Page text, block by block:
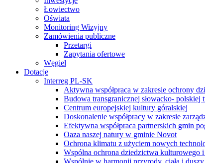
Łowiectwo
Oświata
Monitoring Wizyjny
Zamówienia publiczne
Przetargi
Zapytania ofertowe
Węgiel
Dotacje
Interreg PL-SK
Aktywna współpraca w zakresie ochrony
Budowa transgranicznej słowacko- polskiej
Centrum europejskiej kultury góralskiej
Doskonalenie współpracy w zakresie
Efektywna współpraca partnerskich gmin
Oaza naszej natury w gminie Novot
Ochrona klimatu z użyciem nowych
Wspólna ochrona dziedzictwa kulturowego
Wspólnie w harmonii przyrody, ciała i duszy